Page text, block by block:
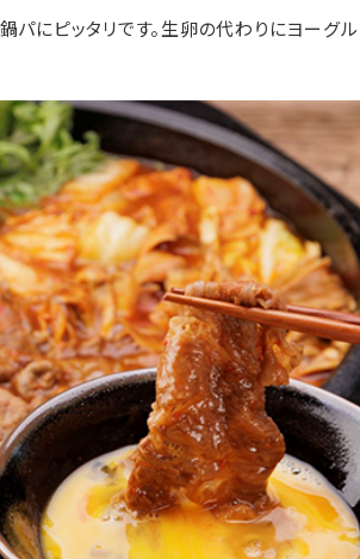
にピッタリです。生卵の代わりにヨーグ